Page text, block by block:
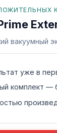
вакуумный
уже в
комплект —